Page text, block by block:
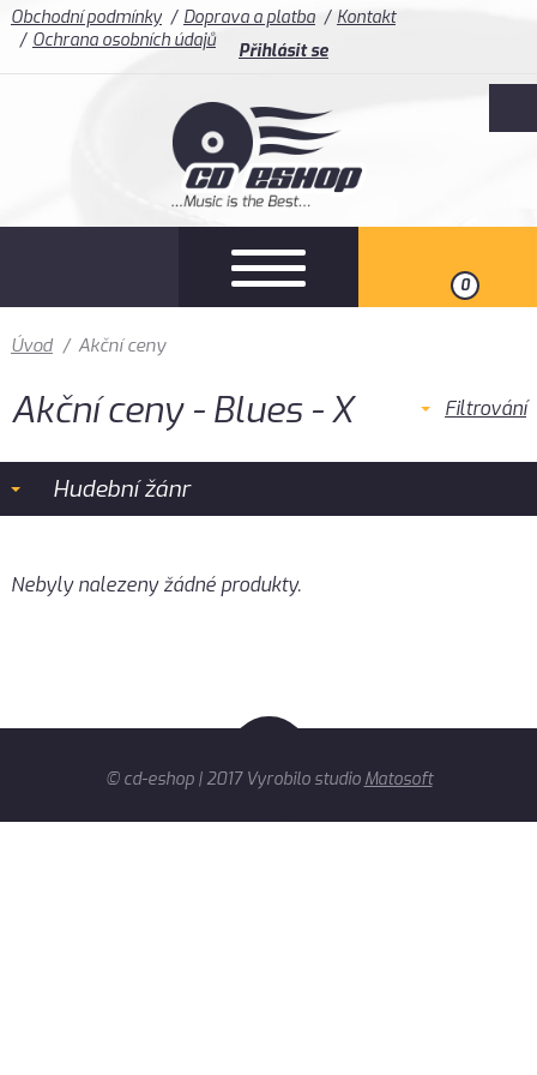
Obchodní podmínky Doprava a platba
Kontakt
Ochrana osobních údajů
Přihlásit se
0
Úvod / Akční ceny
Akční ceny - Blues - X Filtrování
Hudební žánr
Nebyly nalezeny žádné produkty.
© cd-eshop | 2017 Vyrobilo studio Matosoft